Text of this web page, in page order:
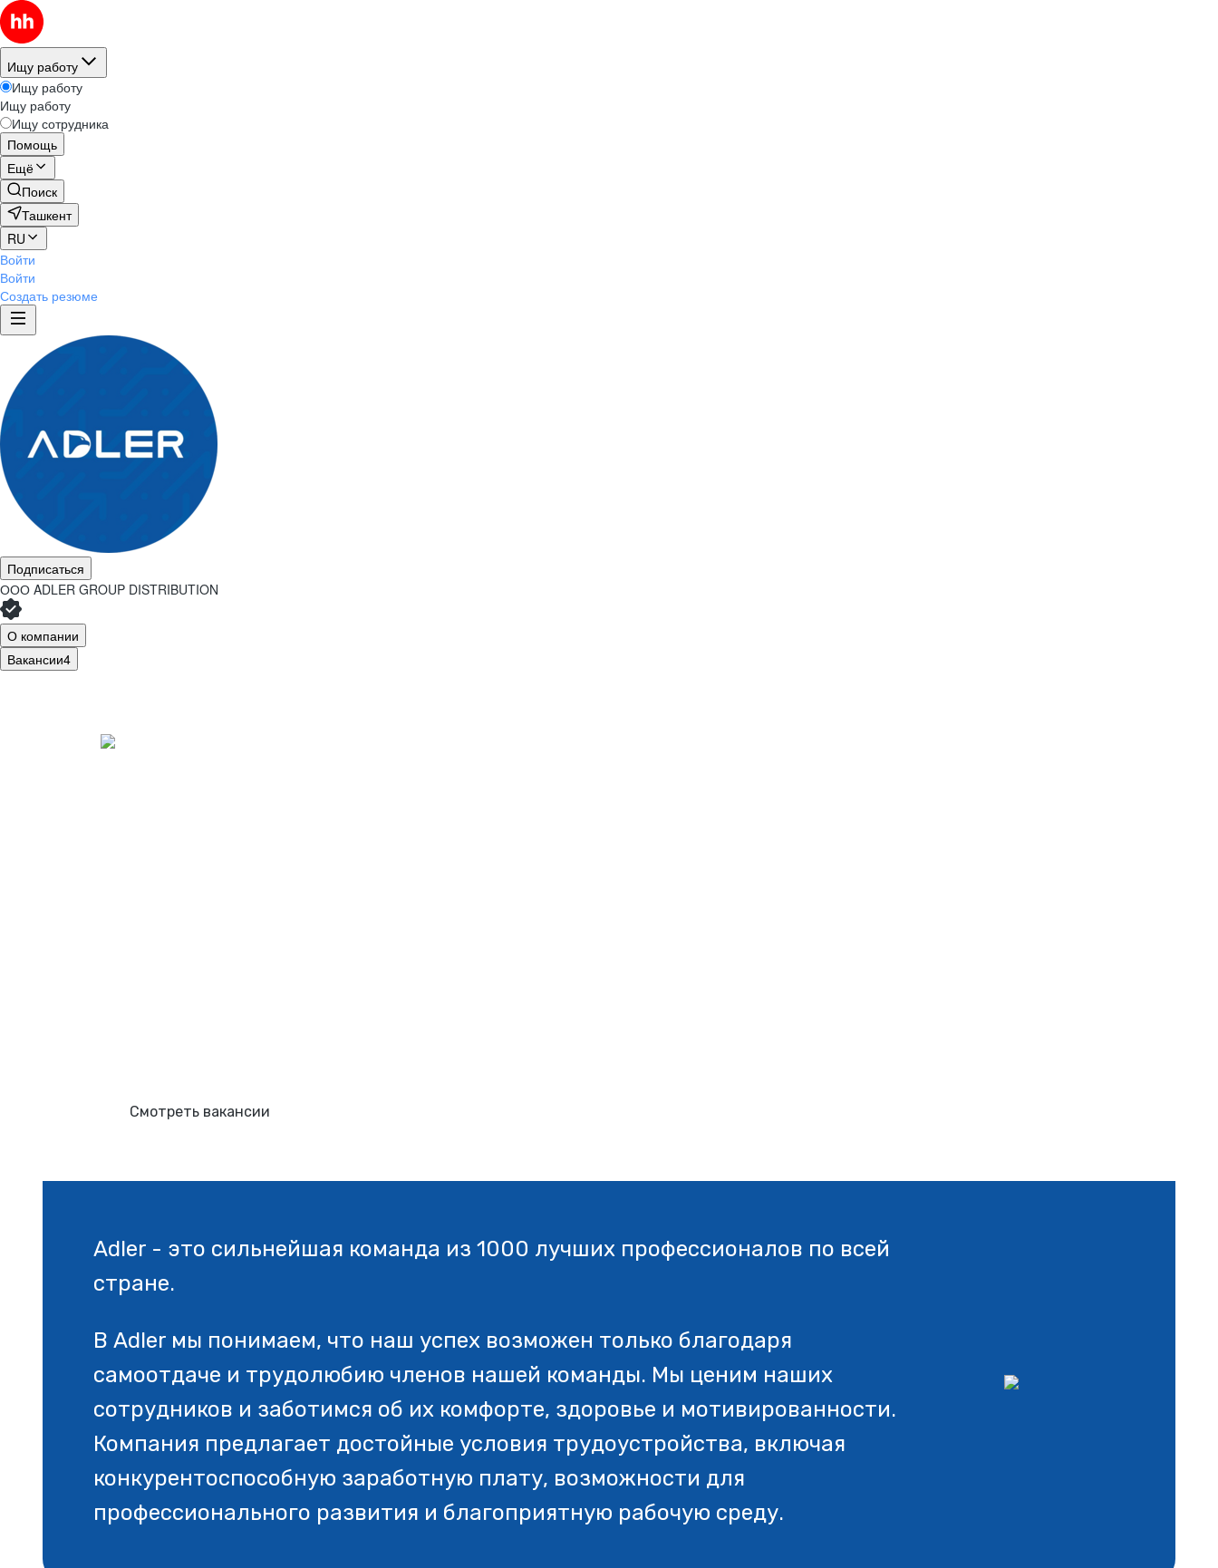
Ищу работу
Ищу работу
Ищу работу
Ищу сотрудника
Помощь
Ещё
Поиск
Ташкент
RU
Войти
Войти
Создать резюме
Подписаться
ООО ADLER GROUP DISTRIBUTION
О компании
Вакансии4
Смотреть вакансии
Adler - это сильнейшая команда из 1000 лучших профессионалов по всей
стране.
В Adler мы понимаем, что наш успех возможен только благодаря
самоотдаче и трудолюбию членов нашей команды. Мы ценим наших
сотрудников и заботимся об их комфорте, здоровье и мотивированности.
Компания предлагает достойные условия трудоустройства, включая
конкурентоспособную заработную плату, возможности для
профессионального развития и благоприятную рабочую среду.